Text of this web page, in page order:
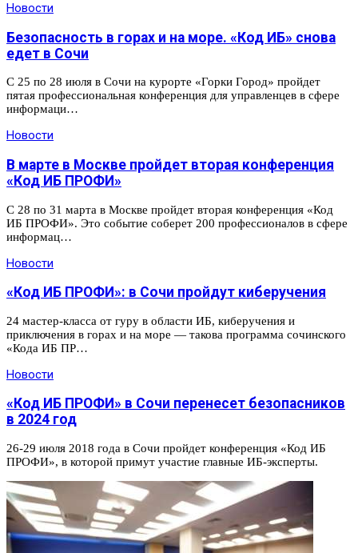
Новости
Безопасность в горах и на море. «Код ИБ» снова
едет в Сочи
С 25 по 28 июля в Сочи на курорте «Горки Город» пройдет
пятая профессиональная конференция для управленцев в сфере
информаци…
Новости
В марте в Москве пройдет вторая конференция
«Код ИБ ПРОФИ»
С 28 по 31 марта в Москве пройдет вторая конференция «Код
ИБ ПРОФИ». Это событие соберет 200 профессионалов в сфере
информац…
Новости
«Код ИБ ПРОФИ»: в Сочи пройдут киберучения
24 мастер-класса от гуру в области ИБ, киберучения и
приключения в горах и на море — такова программа сочинского
«Кода ИБ ПР…
Новости
«Код ИБ ПРОФИ» в Сочи перенесет безопасников
в 2024 год
26-29 июля 2018 года в Сочи пройдет конференция «Код ИБ
ПРОФИ», в которой примут участие главные ИБ-эксперты.